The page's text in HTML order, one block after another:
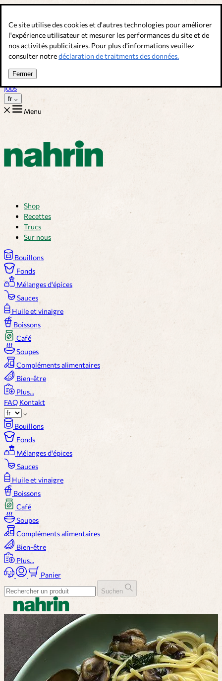
Ce site utilise des cookies et d'autres technologies pour améliorer
l'expérience utilisateur et mesurer les performances du site et de
nos activités publicitaires. Pour plus d'informations veuillez
consulter notredéclaration de traitments des données.
Fermer
Bouillons, épices & compléments alimentaires. Qualité suisse.
Service client
Recettes
Trucs
Sur nous
Jobs
fr
Menu
Shop
Recettes
Trucs
Sur nous
Bouillons
Fonds
Mélanges d'épices
Sauces
Huile et vinaigre
Boissons
Café
Soupes
Compléments alimentaires
Bien-être
Plus...
FAQ Kontakt
Bouillons
Fonds
Mélanges d'épices
Sauces
Huile et vinaigre
Boissons
Café
Soupes
Compléments alimentaires
Bien-être
Plus...
Panier
Suchen